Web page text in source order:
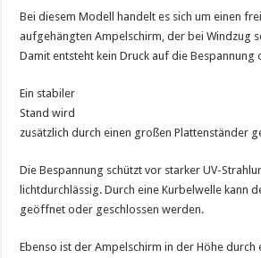
Bei diesem Modell handelt es sich um einen
aufgehängten Ampelschirm, der bei Windzug
Damit entsteht kein Druck auf die Bespannung
Ein stabiler
Stand wird
zusätzlich durch einen großen Plattenständer
Die Bespannung schützt vor starker UV-
lichtdurchlässig. Durch eine Kurbelwelle kann
geöffnet oder geschlossen werden.
Ebenso ist der Ampelschirm in der Höhe durch